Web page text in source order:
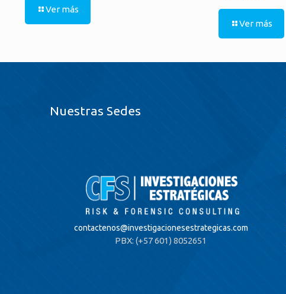
Ver más
Ver más
Nuestras Sedes
contactenos@investigacionesestrategicas.com
PBX: (+57 601) 8052651